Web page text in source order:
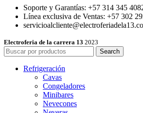
Soporte y Garantías: +57 314 345
Línea exclusiva de Ventas: +57 302
Electroferia de la carrera 13 2023
Search
Refrigeración
Cavas
Congeladores
Minibares
Nevecones